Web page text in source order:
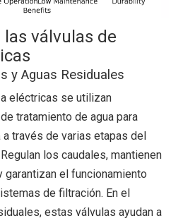
válvulas de
y Aguas Residuales
eléctricas se utilizan
tratamiento de agua para
través de varias etapas del
los caudales, mantienen
el funcionamiento
de filtración. En el
estas válvulas ayudan a